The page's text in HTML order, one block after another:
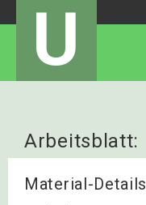
U
Arbeitsblatt:
FRESCH
Material-Details